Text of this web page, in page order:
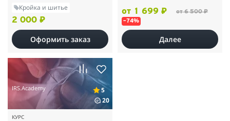
Кройка и шитье
2 000 ₽
Оформить заказ
от 1 699 ₽ от 6 500 ₽
–74%
Далее
IRS.Academy
5
20
КУРС